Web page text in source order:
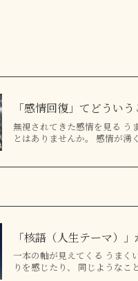
「感情回復」てどういう
無視されてきた感情を見る う
とはありませんか。 感情が湧
「核語（人生テーマ）
一本の軸が見えてくる うまく
りを感じたり、 同じようなこ